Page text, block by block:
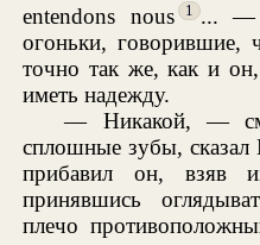
entendons nous
1 ... —
огоньки,
точно так же, как и
иметь надежду.
— Никакой, —
сплошные зубы,
прибавил он, взяв
принявшись
плечо